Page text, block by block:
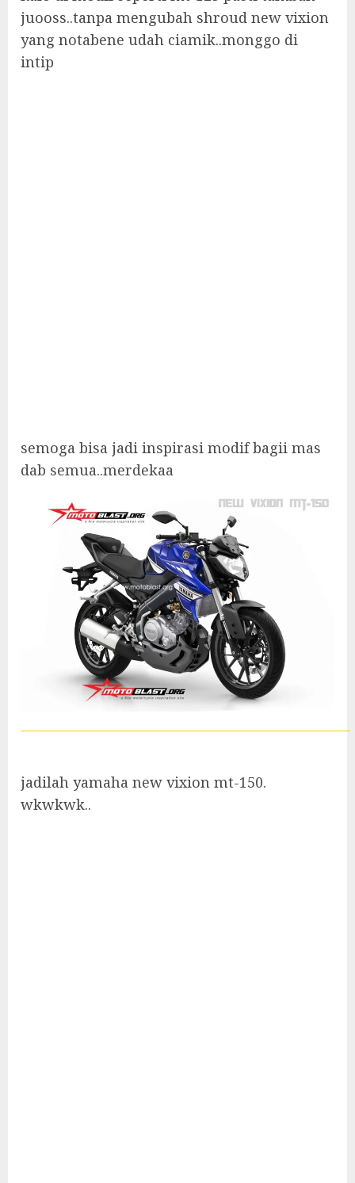
juooss..tanpa mengubah shroud new vixion
yang notabene udah ciamik..monggo di
intip
semoga bisa jadi inspirasi modif bagii mas
dab semua..merdekaa
jadilah yamaha new vixion mt-150.
wkwkwk..